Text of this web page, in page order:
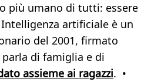
più umano di tutti: essere
artificiale è un
del 2001, firmato
parla di famiglia e di
assieme ai ragazzi. •